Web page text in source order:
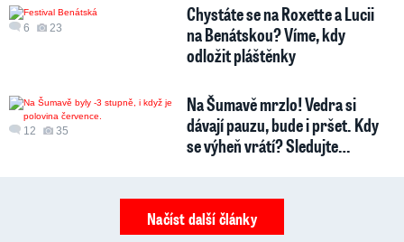
6 23
Chystáte se na Roxette a Lucii
na Benátskou? Víme, kdy
odložit pláštěnky
12 35
Na Šumavě mrzlo! Vedra si
dávají pauzu, bude i pršet. Kdy
se výheň vrátí? Sledujte…
Načíst další články